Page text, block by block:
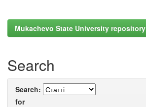
Mukachevo State University repository
Search
Search:
for